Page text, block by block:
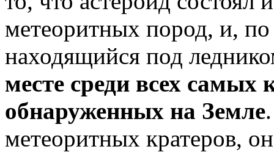
метеоритных пород, и,
находящийся под
месте среди всех самых
обнаруженных на Земле
метеоритных кратеров,